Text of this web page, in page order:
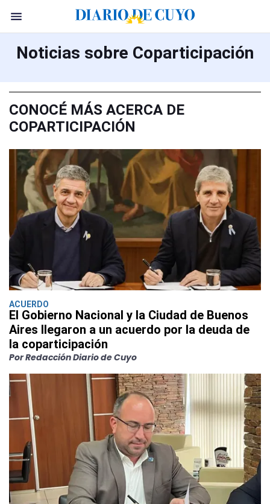
Noticias sobre Coparticipación
CONOCÉ MÁS ACERCA DE
COPARTICIPACIÓN
ACUERDO
El Gobierno Nacional y la Ciudad de Buenos
Aires llegaron a un acuerdo por la deuda de
la coparticipación
Por Redacción Diario de Cuyo